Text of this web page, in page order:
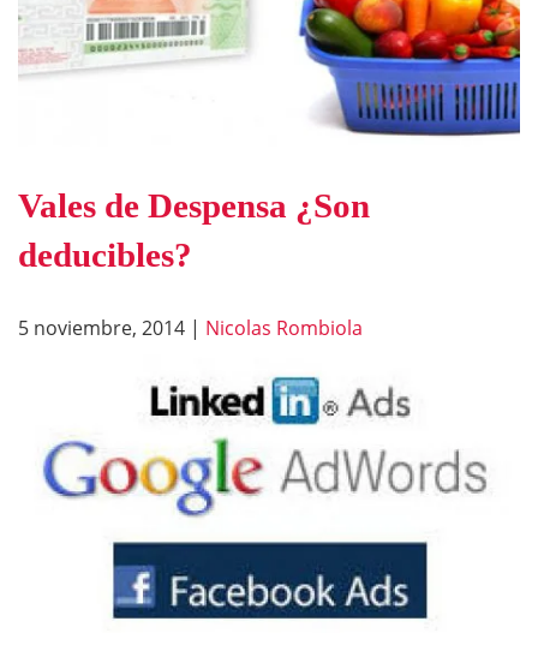
Vales de Despensa ¿Son
deducibles?
5 noviembre, 2014 | Nicolas Rombiola